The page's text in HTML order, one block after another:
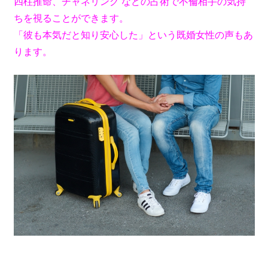
ちを視ることができます。
「彼も本気だと知り安心した」という既婚女性の声もあ
ります。